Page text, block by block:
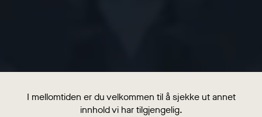
I mellomtiden er du velkommen til å sjekke ut annet
innhold vi har tilgjengelig.